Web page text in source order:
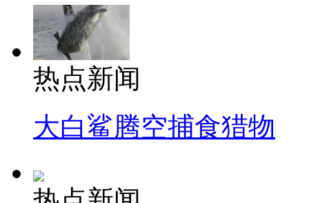
热点新闻
大白鲨腾空捕食猎物